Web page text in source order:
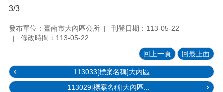
3/3
發布單位：臺南市大內區公所
刊登日期：113-05-22
修改時間：113-05-22
回上一頁 回最上面
113033[標案名稱]⼤內區...
113029[標案名稱]⼤內區...